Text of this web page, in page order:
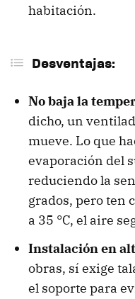
habitación.
Desventajas:
No baja la
dicho, un
mueve. Lo que
evaporación del
reduciendo la
grados, pero ten
a 35 °C, el aire
Instalación en
obras, sí exige
el soporte para